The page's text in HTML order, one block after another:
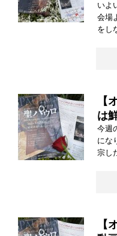
いよ
会場
をし
【
は
今週
にな
宗し
【